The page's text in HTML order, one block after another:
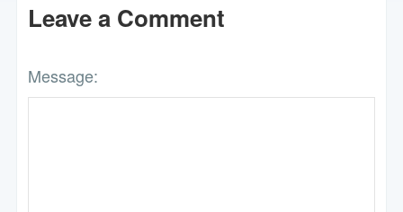
Leave a Comment
Message: